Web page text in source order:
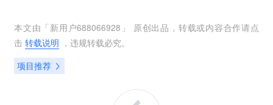
本文由「 新用户688066928 」 原创出品，转载或内容合作请点
击 转载说明 ，违规转载必究。
项目推荐